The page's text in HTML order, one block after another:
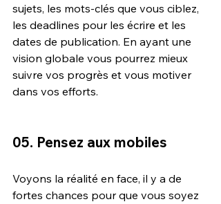
sujets, les mots-clés que vous ciblez,
les deadlines pour les écrire et les
dates de publication. En ayant une
vision globale vous pourrez mieux
suivre vos progrès et vous motiver
dans vos efforts.
05. Pensez aux mobiles
Voyons la réalité en face, il y a de
fortes chances pour que vous soyez